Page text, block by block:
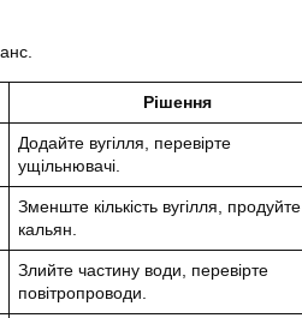
Рішення
Додайте вугілля, перевірте
ущільнювачі.
Зменште кількість вугілля, продуйте
кальян.
Злийте частину води, перевірте
повітропроводи.